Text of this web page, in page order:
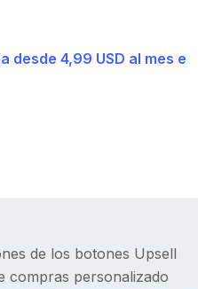
desde 4,99 USD al mes e
de los botones Upsell
compras personalizado